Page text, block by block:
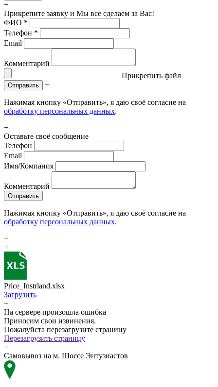
+
Прикрепите заявку и Мы все сделаем за Вас!
ФИО *
Телефон *
Email
Комментарий
Прикрепить файл
Отправить +
Нажимая кнопку «Отправить», я даю своё согласие на
обработку персональных данных.
+
Оставьте своё сообщение
Телефон
Email
Имя/Компания
Комментарий
Отправить
Нажимая кнопку «Отправить», я даю своё согласие на
обработку персональных данных.
+
+
Price_Instrland.xlsx
Загрузить
+
На сервере произошла ошибка
Приносим свои извинения.
Пожалуйста перезагрузите страницу
Перезагрузить страницу
+
Самовывоз на м. Шоссе Энтузиастов